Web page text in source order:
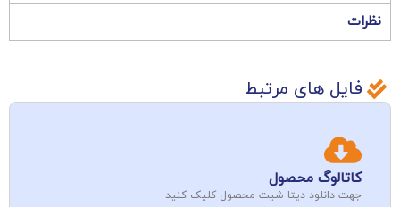
نظرات
فایل های مرتبط
کاتالوگ محصول
جهت دانلود دیتا شیت محصول کلیک کنید